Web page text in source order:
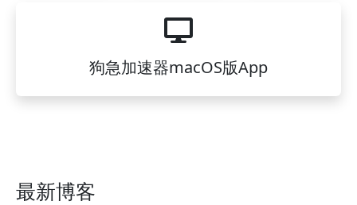
狗急加速器macOS版App
最新博客